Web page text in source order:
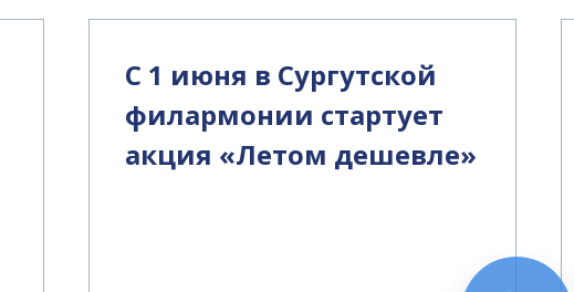
С 1 июня в Сургутской
филармонии стартует
акция «Летом дешевле»